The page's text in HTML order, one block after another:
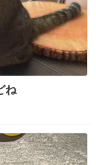
ね